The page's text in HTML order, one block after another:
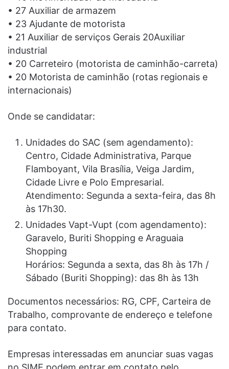
• 27 Auxiliar de armazem
• 23 Ajudante de motorista
• 21 Auxiliar de serviços Gerais 20Auxiliar
industrial
• 20 Carreteiro (motorista de caminhão-carreta)
• 20 Motorista de caminhão (rotas regionais e
internacionais)
Onde se candidatar:
Unidades do SAC (sem agendamento):
Centro, Cidade Administrativa, Parque
Flamboyant, Vila Brasília, Veiga Jardim,
Cidade Livre e Polo Empresarial.
Atendimento: Segunda a sexta-feira, das 8h
às 17h30.
Unidades Vapt-Vupt (com agendamento):
Garavelo, Buriti Shopping e Araguaia
Shopping
Horários: Segunda a sexta, das 8h às 17h /
Sábado (Buriti Shopping): das 8h às 13h
Documentos necessários: RG, CPF, Carteira de
Trabalho, comprovante de endereço e telefone
para contato.
Empresas interessadas em anunciar suas vagas